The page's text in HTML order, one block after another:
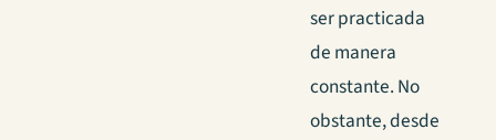
ser practicada
de manera
constante. No
obstante, desde